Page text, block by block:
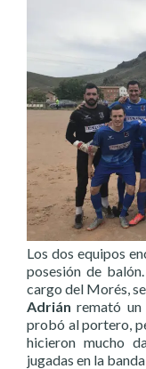
Los dos equipos
posesión de
cargo del Morés,
Adrián remató un
probó al portero,
hicieron mucho
jugadas en la